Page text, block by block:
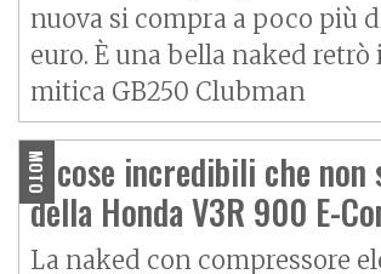
nuova si compra a poco più
euro. È una bella naked retrò
mitica GB250 Clubman
MOTO
4 cose incredibili che non
della Honda V3R 900 E-
La naked con compressore